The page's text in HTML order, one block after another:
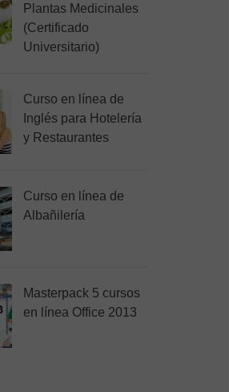
Plantas Medicinales
(Certificado
Universitario)
Curso en línea de
Inglés para Hotelería
y Restaurantes
Curso en línea de
Albañilería
Masterpack 5 cursos
en línea Office 2013